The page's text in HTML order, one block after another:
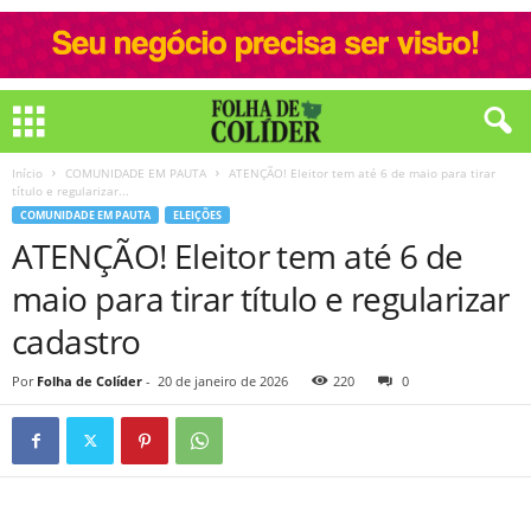
Início COMUNIDADE EM PAUTA
ATENÇÃO! Eleitor tem até 6 de maio para tirar
título e regularizar...
COMUNIDADE EM PAUTA ELEIÇÕES
ATENÇÃO! Eleitor tem até 6 de
maio para tirar título e regularizar
cadastro
Por Folha de Colíder - 20 de janeiro de 2026 220 0